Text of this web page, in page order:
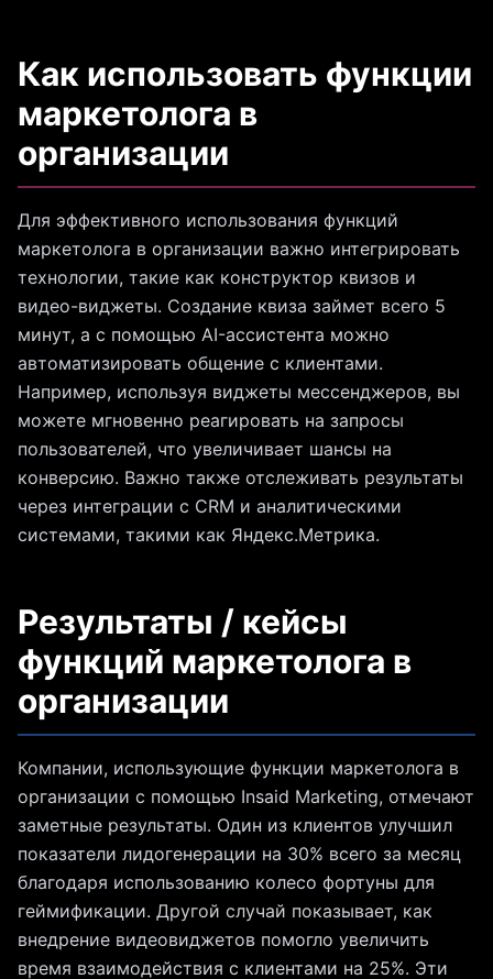
Как использовать функции
маркетолога в
организации
Для эффективного использования функций
маркетолога в организации важно интегрировать
технологии, такие как конструктор квизов и
видео-виджеты. Создание квиза займет всего 5
минут, а с помощью AI-ассистента можно
автоматизировать общение с клиентами.
Например, используя виджеты мессенджеров, вы
можете мгновенно реагировать на запросы
пользователей, что увеличивает шансы на
конверсию. Важно также отслеживать результаты
через интеграции с CRM и аналитическими
системами, такими как Яндекс.Метрика.
Результаты / кейсы
функций маркетолога в
организации
Компании, использующие функции маркетолога в
организации с помощью Insaid Marketing, отмечают
заметные результаты. Один из клиентов улучшил
показатели лидогенерации на 30% всего за месяц
благодаря использованию колесо фортуны для
геймификации. Другой случай показывает, как
внедрение видеовиджетов помогло увеличить
время взаимодействия с клиентами на 25%. Эти